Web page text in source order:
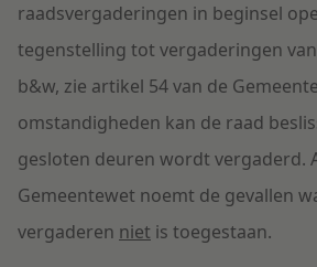
raadsvergaderingen in beginsel
tegenstelling tot vergaderingen
b&w, zie artikel 54 van de
omstandigheden kan de raad
gesloten deuren wordt vergaderd.
Gemeentewet noemt de gevallen
vergaderen niet is toegestaan.